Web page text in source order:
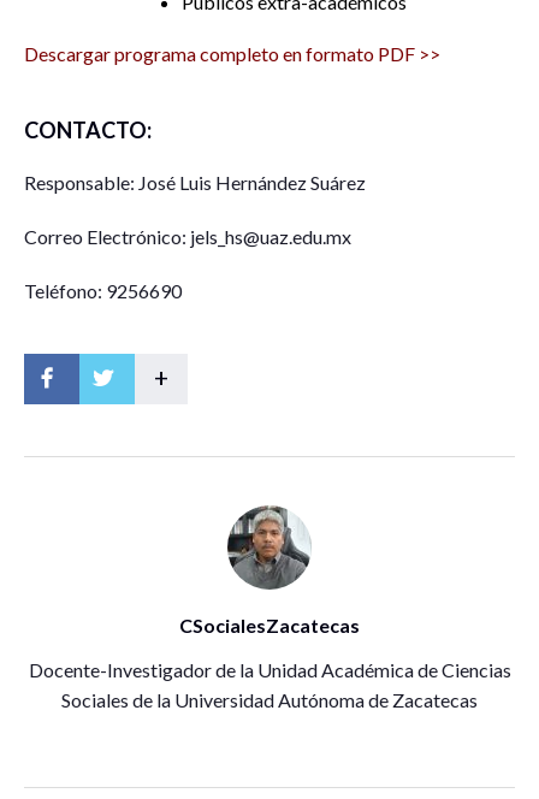
Descargar programa completo en formato PDF >>
CONTACTO:
Responsable: José Luis Hernández Suárez
Correo Electrónico: jels_hs@uaz.edu.mx
Teléfono: 9256690
+
CSocialesZacatecas
Docente-Investigador de la Unidad Académica de Ciencias
Sociales de la Universidad Autónoma de Zacatecas